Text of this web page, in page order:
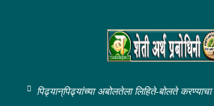
पिढ्यान्‌पिढ्यांच्या अबोलतेला लिहिते-बोलते